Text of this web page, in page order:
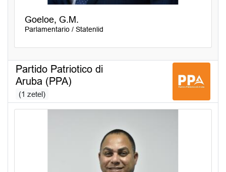
Goeloe, G.M.
Parlamentario / Statenlid
Partido Patriotico di
Aruba (PPA)
(1 zetel)